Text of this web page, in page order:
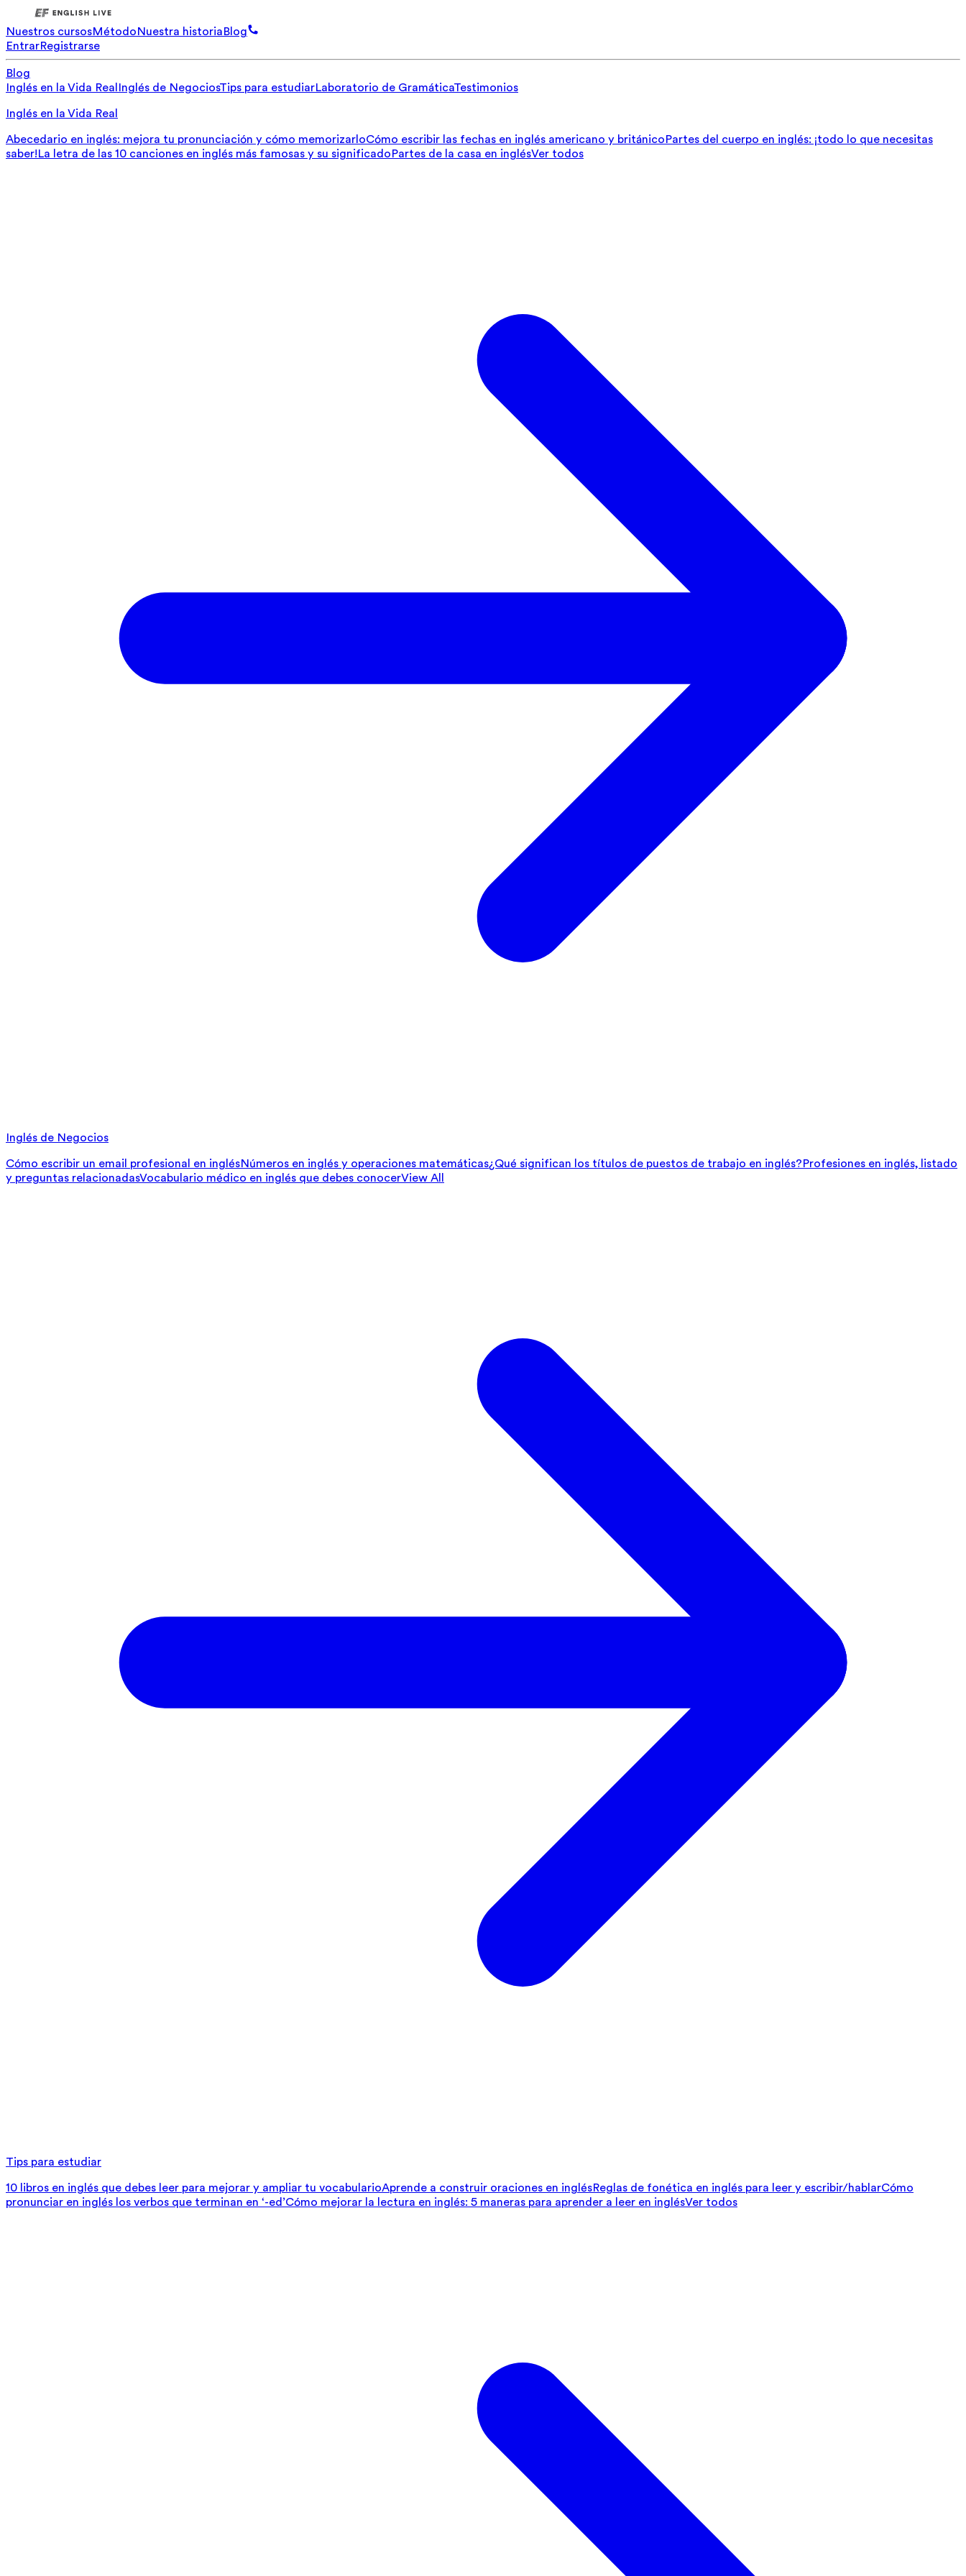
Nuestros cursosMétodoNuestra historiaBlog
EntrarRegistrarse
Blog
Inglés en la Vida Real Inglés de NegociosTips para estudiarLaboratorio de GramáticaTestimonios
Inglés en la Vida Real
Abecedario en inglés: mejora tu pronunciación y cómo memorizarloCómo escribir las fechas en inglés americano y británicoPartes del cuerpo en inglés: ¡todo lo que necesitas
saber!La letra de las 10 canciones en inglés más famosas y su significadoPartes de la casa en inglésVer todos
Inglés de Negocios
Cómo escribir un email profesional en inglésNúmeros en inglés y operaciones matemáticas¿Qué significan los títulos de puestos de trabajo en inglés?Profesiones en inglés, listado
y preguntas relacionadasVocabulario médico en inglés que debes conocerView All
Tips para estudiar
10 libros en inglés que debes leer para mejorar y ampliar tu vocabularioAprende a construir oraciones en inglésReglas de fonética en inglés para leer y escribir/hablarCómo
pronunciar en inglés los verbos que terminan en ‘-ed’Cómo mejorar la lectura en inglés: 5 maneras para aprender a leer en inglésVer todos